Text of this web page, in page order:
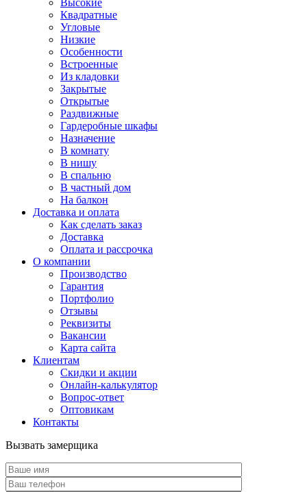
Высокие
Квадратные
Угловые
Низкие
Особенности
Встроенные
Из кладовки
Закрытые
Открытые
Раздвижные
Гардеробные шкафы
Назначение
В комнату
В нишу
В спальню
В частный дом
На балкон
Доставка и оплата
Как сделать заказ
Доставка
Оплата и рассрочка
О компании
Производство
Гарантия
Портфолио
Отзывы
Реквизиты
Вакансии
Карта сайта
Клиентам
Скидки и акции
Онлайн-калькулятор
Вопрос-ответ
Оптовикам
Контакты
Вызвать замерщика